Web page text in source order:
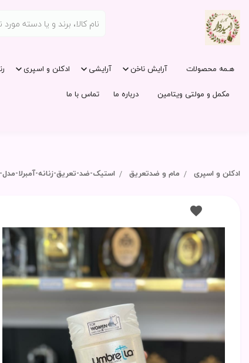
هـمه محصولات آرایش ناخن آرایشی ادکلن و اسپری
مکمل و مولتی ویتامین
درباره ما تماس با ما
ادکلن و اسپری مام و ضدتعریق استیک-ضد-تعریق-زنانه-آمبرلا-مدل-snow-حجم-90-میلی-لیتر